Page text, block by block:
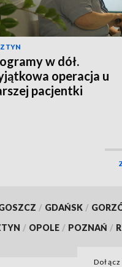
w dół.
operacja u
pacjentki
/ GDAŃSK /
/ OPOLE / POZNAŃ /